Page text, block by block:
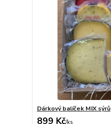
Dárkový balíček MIX sýrů
899 Kč/ks